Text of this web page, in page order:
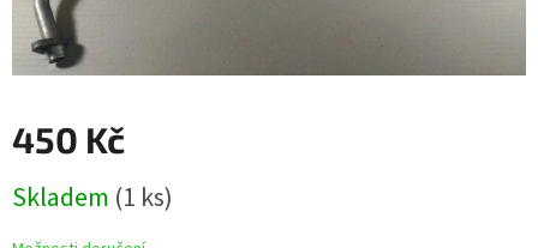
450 Kč
cena:
Skladem (1 ks)